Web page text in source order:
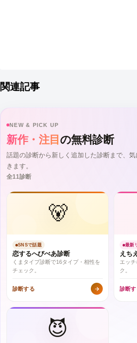
関連記事
NEW & PICK UP
新作・注目 の無料診断
話題の診断から新しく追加した診断まで、
きます。
全11診断
🐻
SNSで話題
恋するへびべあ診断
くまタイプ診断で16タイプ・相性を
チェック。
診断する
最新
えち
エッ
ク。
診断す
😈